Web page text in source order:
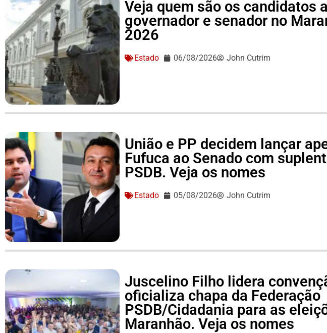
Veja quem são os candidatos a
governador e senador no
2026
Estado 06/08/2026 John Cutrim
União e PP decidem lançar
Fufuca ao Senado com
PSDB. Veja os nomes
Estado 05/08/2026 John Cutrim
Juscelino Filho lidera
oficializa chapa da Federação
PSDB/Cidadania para as
Maranhão. Veja os nomes